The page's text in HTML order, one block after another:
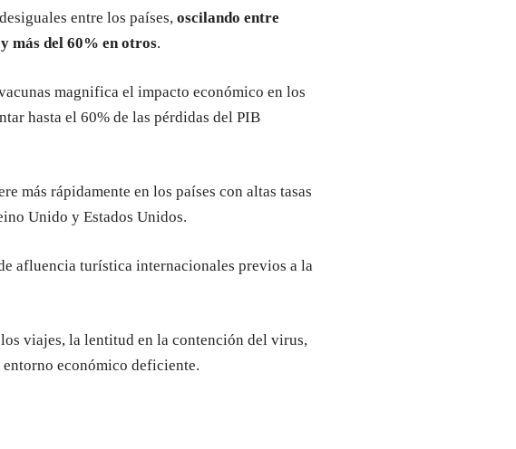
entre los países, oscilando entre
más del 60% en otros.
magnifica el impacto económico en los
hasta el 60% de las pérdidas del PIB
más rápidamente en los países con altas tasas
Unido y Estados Unidos.
afluencia turística internacionales previos a la
viajes, la lentitud en la contención del virus,
económico deficiente.